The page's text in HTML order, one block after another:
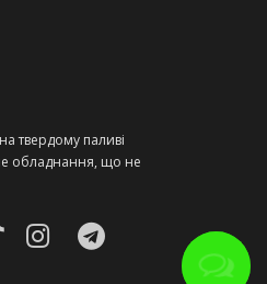
твердому паливі
обладнання, що не